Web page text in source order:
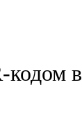
кодом в